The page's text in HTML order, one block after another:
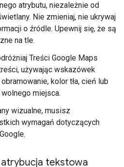
atrybutu, niezależnie od
Nie zmieniaj, nie ukrywaj
o źródle. Upewnij się, że są
na tle.
Treści Google Maps
używając wskazówek
kolor tła, cień lub
miejsca.
wizualne, musisz
wymagań dotyczących
tekstowa